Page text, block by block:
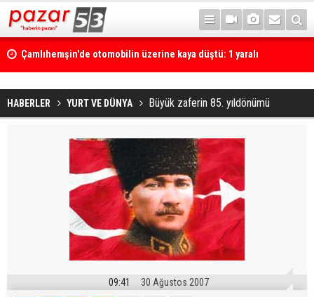
Çamlıhemşin'de otomobilin üzerine kaya düştü: 1 yaralı
HABERLER YURT VE DÜNYA Büyük zaferin 85. yıldönümü
09:41 30 Ağustos 2007